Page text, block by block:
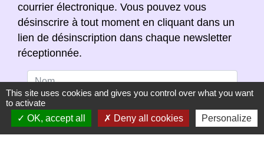
courrier électronique. Vous pouvez vous
désinscrire à tout moment en cliquant dans un
lien de désinscription dans chaque newsletter
réceptionnée.
This site uses cookies and gives you control over what you want
to activate
OK, accept all
Deny all cookies Personalize